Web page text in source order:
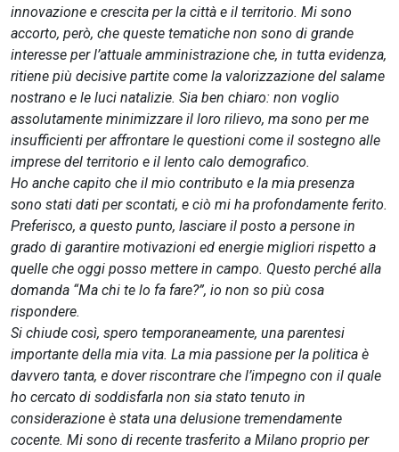
innovazione e crescita per la città e il territorio. Mi sono
accorto, però, che queste tematiche non sono di grande
interesse per l’attuale amministrazione che, in tutta evidenza,
ritiene più decisive partite come la valorizzazione del salame
nostrano e le luci natalizie. Sia ben chiaro: non voglio
assolutamente minimizzare il loro rilievo, ma sono per me
insufficienti per affrontare le questioni come il sostegno alle
imprese del territorio e il lento calo demografico.
Ho anche capito che il mio contributo e la mia presenza
sono stati dati per scontati, e ciò mi ha profondamente ferito.
Preferisco, a questo punto, lasciare il posto a persone in
grado di garantire motivazioni ed energie migliori rispetto a
quelle che oggi posso mettere in campo. Questo perché alla
domanda “Ma chi te lo fa fare?”, io non so più cosa
rispondere.
Si chiude così, spero temporaneamente, una parentesi
importante della mia vita. La mia passione per la politica è
davvero tanta, e dover riscontrare che l’impegno con il quale
ho cercato di soddisfarla non sia stato tenuto in
considerazione è stata una delusione tremendamente
cocente. Mi sono di recente trasferito a Milano proprio per